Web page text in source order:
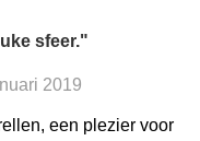
sfeer."
2019
een plezier voor